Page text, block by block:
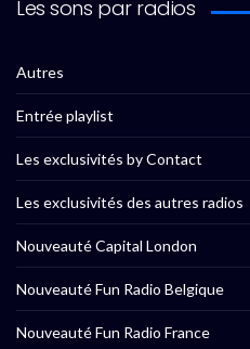
Les sons par radios
Autres
Entrée playlist
Les exclusivités by Contact
Les exclusivités des autres radios
Nouveauté Capital London
Nouveauté Fun Radio Belgique
Nouveauté Fun Radio France